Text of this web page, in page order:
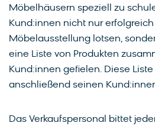
Möbelhäusern speziell zu
Kund:innen nicht nur
Möbelausstellung lotsen,
eine Liste von Produkten
Kund:innen gefielen. Diese
anschließend seinen
Das Verkaufspersonal bittet